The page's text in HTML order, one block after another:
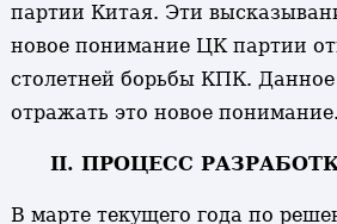
партии Китая. Эти
новое понимание ЦК партии
столетней борьбы КПК.
отражать это новое понимание.
II. ПРОЦЕСС
В марте текущего года по